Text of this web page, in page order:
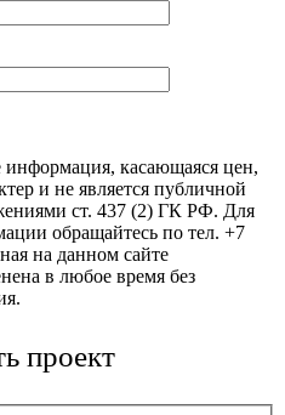
информация, касающаяся цен,
и не является публичной
ст. 437 (2) ГК РФ. Для
обращайтесь по тел. +7
на данном сайте
в любое время без
проект